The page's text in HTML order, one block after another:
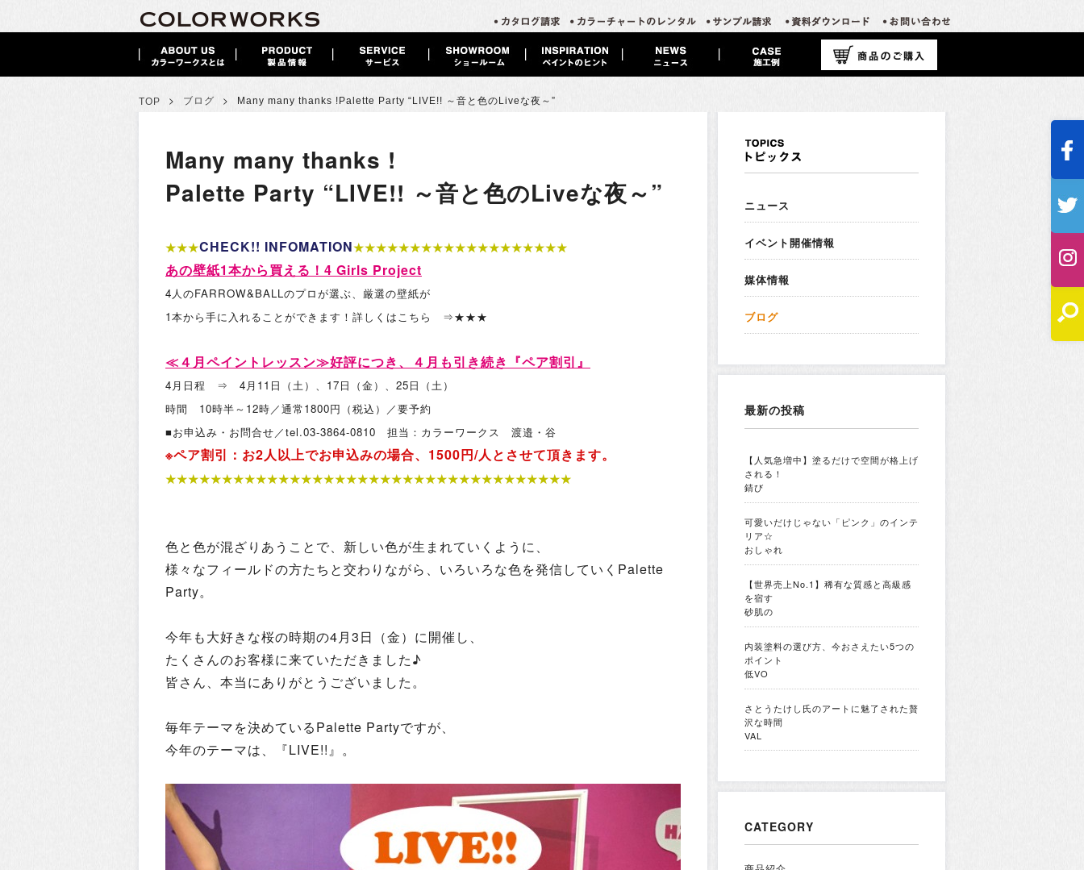
TOP > ブログ > Many many thanks ! Palette Party “LIVE!! ～音と色のLiveな夜～”
Many many thanks !
Palette Party “LIVE!! ～音と色のLiveな夜～”
★★★CHECK!! INFOMATION★★★★★★★★★★★★★★★★★★★
あの壁紙1本から買える！4 Girls Project
4人のFARROW&BALLのプロが選ぶ、厳選の壁紙が
1本から手に入れることができます！詳しくはこちら ⇒★★★
≪４月ペイントレッスン≫好評につき、４月も引き続き『ペア割引』
4月日程 ⇒ 4月11日（土）、17日（金）、25日（土）
時間 10時半～12時／通常1800円（税込）／要予約
■お申込み・お問合せ／tel.03-3864-0810 担当：カラーワークス 渡邉・谷
※ペア割引： お2人以上でお申込みの場合、1500円/人とさせて頂きます。
★★★★★★★★★★★★★★★★★★★★★★★★★★★★★★★★★★★★
色と色が混ざりあうことで、新しい色が生まれていくように、
様々なフィールドの方たちと交わりながら、いろいろな色を発信していくPalette
Party。
今年も大好きな桜の時期の4月3日（金）に開催し、
たくさんのお客様に来ていただきました♪
皆さん、本当にありがとうございました。
毎年テーマを決めているPalette Partyですが、
今年のテーマは、『LIVE!!』。
ニュース
イベント開催情報
媒体情報
ブログ
最新の投稿
【人気急増中】塗るだけで空間が格上げ
される！
錆び
可愛いだけじゃない「ピンク」のインテ
リア☆
おしゃれ
【世界売上No.1】稀有な質感と高級感
を宿す
砂肌の
内装塗料の選び方、今おさえたい5つの
ポイント
低VO
さとうたけし氏のアートに魅了された贅
沢な時間
VAL
CATEGORY